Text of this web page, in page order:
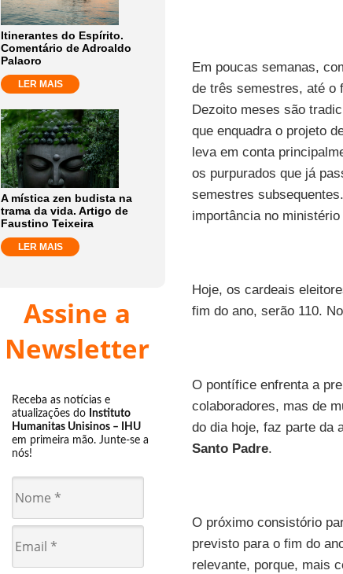
Itinerantes do Espírito.
Comentário de Adroaldo
Palaoro
LER MAIS
A mística zen budista na
trama da vida. Artigo de
Faustino Teixeira
LER MAIS
Assine a
Newsletter
Receba as notícias e
atualizações do Instituto
Humanitas Unisinos – IHU
em primeira mão. Junte-se a
nós!
Em poucas semanas,
de três semestres, até o
Dezoito meses são
que enquadra o projeto
leva em conta
os purpurados que já
semestres
importância no ministério
Hoje, os cardeais
fim do ano, serão 110.
O pontífice enfrenta a
colaboradores, mas de
do dia hoje, faz parte da
Santo Padre.
O próximo consistório
previsto para o fim do
relevante, porque, mais